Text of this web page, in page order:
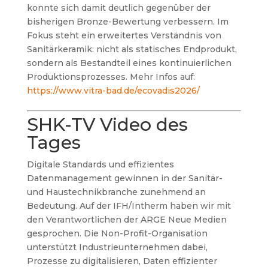
konnte sich damit deutlich gegenüber der
bisherigen Bronze-Bewertung verbessern. Im
Fokus steht ein erweitertes Verständnis von
Sanitärkeramik: nicht als statisches Endprodukt,
sondern als Bestandteil eines kontinuierlichen
Produktionsprozesses. Mehr Infos auf:
https://www.vitra-bad.de/ecovadis2026/
SHK-TV Video des
Tages
Digitale Standards und effizientes
Datenmanagement gewinnen in der Sanitär-
und Haustechnikbranche zunehmend an
Bedeutung. Auf der IFH/Intherm haben wir mit
den Verantwortlichen der ARGE Neue Medien
gesprochen. Die Non-Profit-Organisation
unterstützt Industrieunternehmen dabei,
Prozesse zu digitalisieren, Daten effizienter